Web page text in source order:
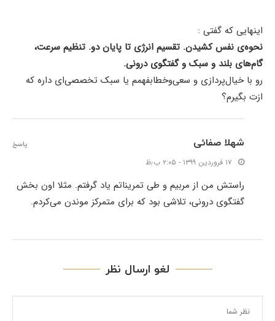
اینهایی که گفتی :
نحوه‌ی نفس کشیدن. تقسیم انرژی تا پایان دو. تنظیم سرعت،
گام‌های بلند و سبک و گفتگوی درونی.
رو با خیال‌پردازی و سعی‌وخطابفهمم یا سبک تخصصی‌ای داره که
ازت بگیرم؟
شهلا صفائی
۱۷ فروردین ۱۳۹۹ - ۲:۰۵ ب٫ظ
راستش من از مربیم و طی تمریناتم یاد گرفتم. مثلا اون بخش
گفتگوی درونی، تلاشی بود که برای متمرکز موندن می‌کردم.
پاسخ
لغو ارسال نظر